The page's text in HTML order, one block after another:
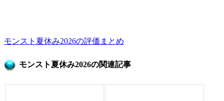
モンスト夏休み2026の評価まとめ
モンスト夏休み2026の関連記事